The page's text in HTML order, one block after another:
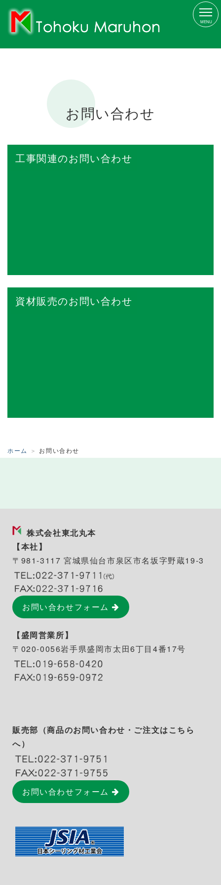
MENU
お問い合わせ
工事関連のお問い合わせ
資材販売のお問い合わせ
ホーム お問い合わせ
株式会社東北丸本
【本社】
〒981-3117 宮城県仙台市泉区市名坂字野蔵19-3
お問い合わせフォーム
【盛岡営業所】
〒020-0056岩手県盛岡市太田6丁目4番17号
販売部（商品のお問い合わせ・ご注文はこちら
へ）
お問い合わせフォーム